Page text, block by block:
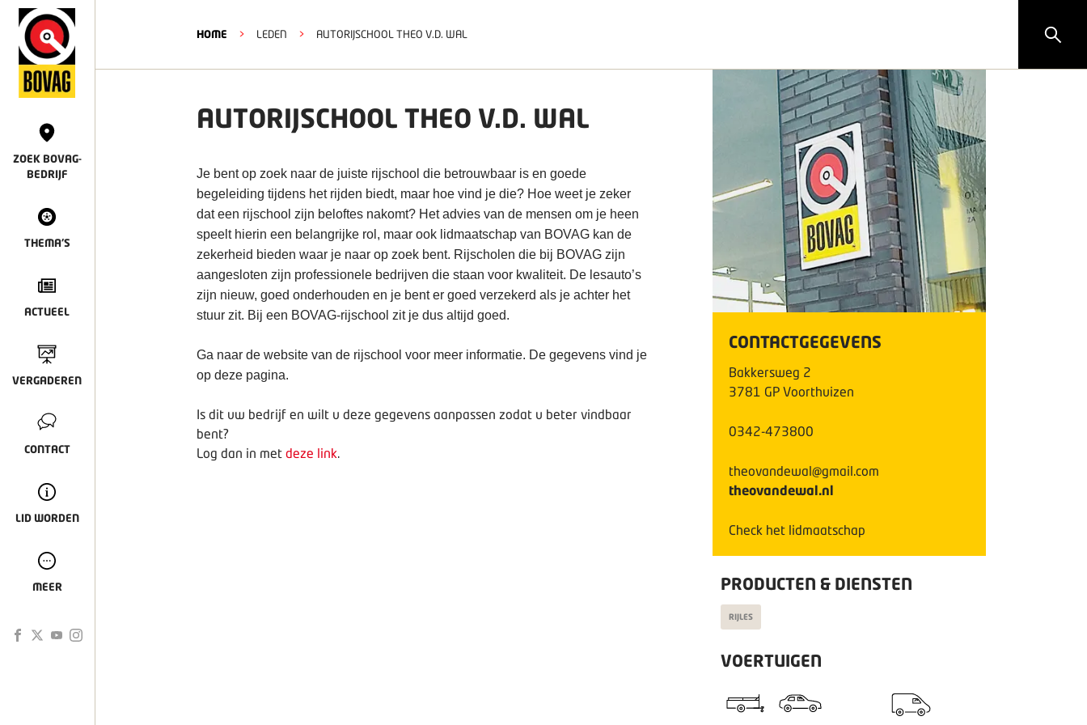
ZOEK BOVAG-
BEDRIJF
THEMA'S
ACTUEEL
VERGADEREN
CONTACT
LID WORDEN
MEER
HOME > LEDEN > AUTORIJSCHOOL THEO V.D. WAL
AUTORIJSCHOOL THEO V.D. WAL
Je bent op zoek naar de juiste rijschool die betrouwbaar is en goede
begeleiding tijdens het rijden biedt, maar hoe vind je die? Hoe weet je zeker
dat een rijschool zijn beloftes nakomt? Het advies van de mensen om je heen
speelt hierin een belangrijke rol, maar ook lidmaatschap van BOVAG kan de
zekerheid bieden waar je naar op zoek bent. Rijscholen die bij BOVAG zijn
aangesloten zijn professionele bedrijven die staan voor kwaliteit. De lesauto’s
zijn nieuw, goed onderhouden en je bent er goed verzekerd als je achter het
stuur zit. Bij een BOVAG-rijschool zit je dus altijd goed.
Ga naar de website van de rijschool voor meer informatie. De gegevens vind je
op deze pagina.
Is dit uw bedrijf en wilt u deze gegevens aanpassen zodat u beter vindbaar
bent?
Log dan in met deze link.
CONTACTGEGEVENS
Bakkersweg 2
3781 GP Voorthuizen
0342-473800
theovandewal@gmail.com
theovandewal.nl
Check het lidmaatschap
PRODUCTEN & DIENSTEN
RIJLES
VOERTUIGEN